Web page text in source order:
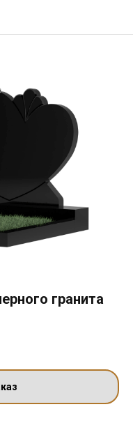
гранита